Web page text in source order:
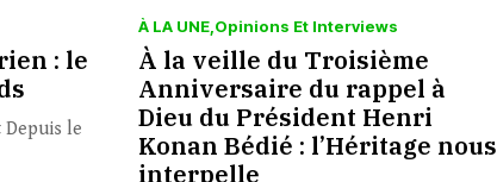
: le
Depuis le
À LA UNE Opinions Et Interviews
À la veille du Troisième
Anniversaire du rappel à
Dieu du Président Henri
Konan Bédié : l’Héritage nous
interpelle